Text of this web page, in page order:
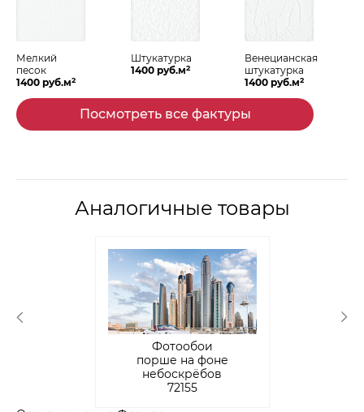
Мелкий
песок
1400 руб.м2
Штукатурка
1400 руб.м2
Венецианская
штукатурка
1400 руб.м2
Посмотреть все фактуры
Аналогичные товары
Фотообои
порше на фоне
небоскрёбов
72155